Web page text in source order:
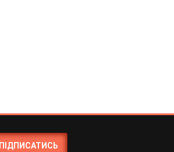
ПІДПИСАТИСЬ